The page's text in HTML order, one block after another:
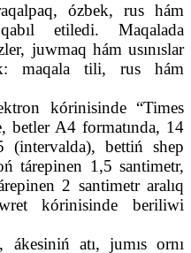
ózbek, rus hám
etiledi. Maqalada
juwmaq hám usınıslar
maqala tili, rus hám
kórinisinde “Times
betler A4 formatında, 14
(intervalda), bettiń shep
tárepinen 1,5 santimetr,
2 santimetr aralıq
kórinisinde beriliwi
ákesiniń atı, jumıs ornı